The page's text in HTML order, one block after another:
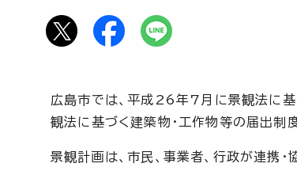
広島市では、平成26年7月に景観法に基
観法に基づく建築物・工作物等の届出制
景観計画は、市民、事業者、行政が連携